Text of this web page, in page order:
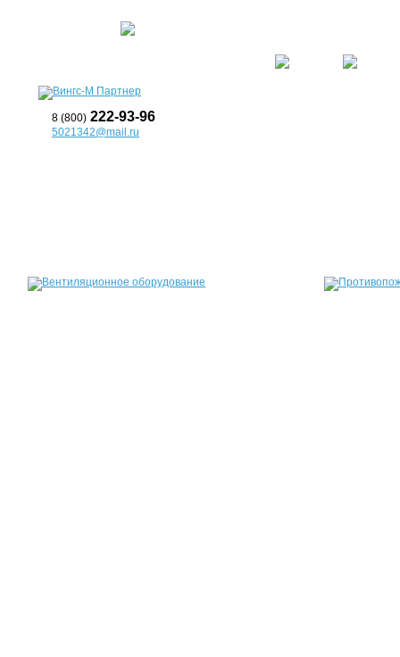
8 (800) 222-93-96
5021342@mail.ru